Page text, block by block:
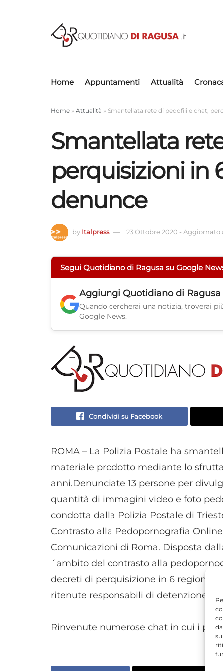
Home Appuntamenti Attualità
Home » Attualità » Smantellata rete di pedofili e chat,
Smantellata
perquisizioni in
denunce
by Italpress 23 Ottobre 2020 - Aggiornato
Segui Quotidiano di Ragusa su Google
Aggiungi Quotidiano di Ragusa
Quando cercherai una notizia, troverai
Google News.
Condividi su Facebook
ROMA – La Polizia Postale ha
materiale prodotto mediante lo
anni.Denunciate 13 persone per
quantità di immagini video e foto
condotta dalla Polizia Postale di
Contrasto alla Pedopornografia
Comunicazioni di Roma. Disposta
´ambito del contrasto alla
decreti di perquisizione in 6 regioni
ritenute responsabili di detenzione di
Rinvenute numerose chat in cui i